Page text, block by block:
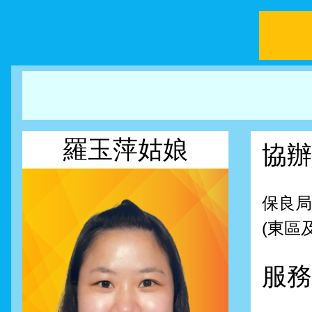
羅玉萍姑娘 協
保良
(東區
服